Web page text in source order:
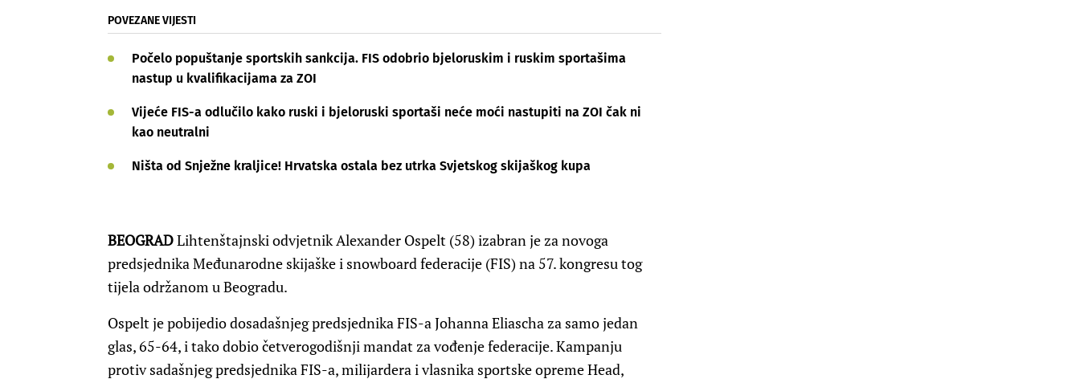
POVEZANE VIJESTI
Počelo popuštanje sportskih sankcija. FIS odobrio bjeloruskim i ruskim sportašima
nastup u kvalifikacijama za ZOI
Vijeće FIS-a odlučilo kako ruski i bjeloruski sportaši neće moći nastupiti na ZOI čak ni
kao neutralni
Ništa od Snježne kraljice! Hrvatska ostala bez utrka Svjetskog skijaškog kupa
BEOGRADLihtenštajnski odvjetnik Alexander Ospelt (58) izabran je za novoga
predsjednika Međunarodne skijaške i snowboard federacije (FIS) na 57. kongresu tog
tijela održanom u Beogradu.
Ospelt je pobijedio dosadašnjeg predsjednika FIS-a Johanna Eliascha za samo jedan
glas, 65-64, i tako dobio četverogodišnji mandat za vođenje federacije. Kampanju
protiv sadašnjeg predsjednika FIS-a, milijardera i vlasnika sportske opreme Head,